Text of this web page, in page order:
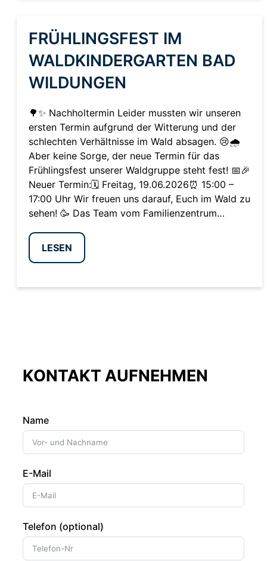
FRÜHLINGSFEST IM
WALDKINDERGARTEN BAD
WILDUNGEN
🌳✨ Nachholtermin Leider mussten wir unseren
ersten Termin aufgrund der Witterung und der
schlechten Verhältnisse im Wald absagen. 😢🌧️
Aber keine Sorge, der neue Termin für das
Frühlingsfest unserer Waldgruppe steht fest! 📅🎉
Neuer Termin:🗓️ Freitag, 19.06.2026⏰ 15:00 –
17:00 Uhr Wir freuen uns darauf, Euch im Wald zu
sehen! 🥳 Das Team vom Familienzentrum…
LESEN
KONTAKT AUFNEHMEN
Name
E-Mail
Telefon (optional)